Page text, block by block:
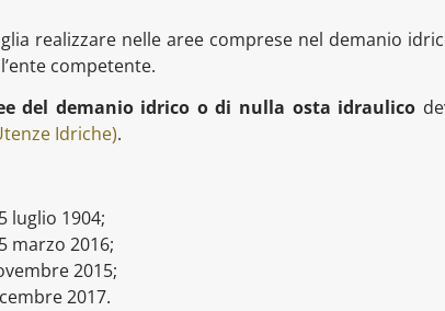
realizzare nelle aree comprese nel demanio
competente.
del demanio idrico o di nulla osta idraulico
Idriche).
luglio 1904;
marzo 2016;
2015;
2017.